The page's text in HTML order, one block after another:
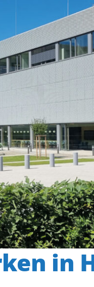
in